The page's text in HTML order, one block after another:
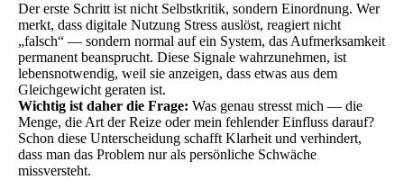
Der erste Schritt ist nicht Selbstkritik, sondern Einordnung. Wer
merkt, dass digitale Nutzung Stress auslöst, reagiert nicht
„falsch“ — sondern normal auf ein System, das Aufmerksamkeit
permanent beansprucht. Diese Signale wahrzunehmen, ist
lebensnotwendig, weil sie anzeigen, dass etwas aus dem
Gleichgewicht geraten ist.
Wichtig ist daher die Frage: Was genau stresst mich — die
Menge, die Art der Reize oder mein fehlender Einfluss darauf?
Schon diese Unterscheidung schafft Klarheit und verhindert,
dass man das Problem nur als persönliche Schwäche
missversteht.